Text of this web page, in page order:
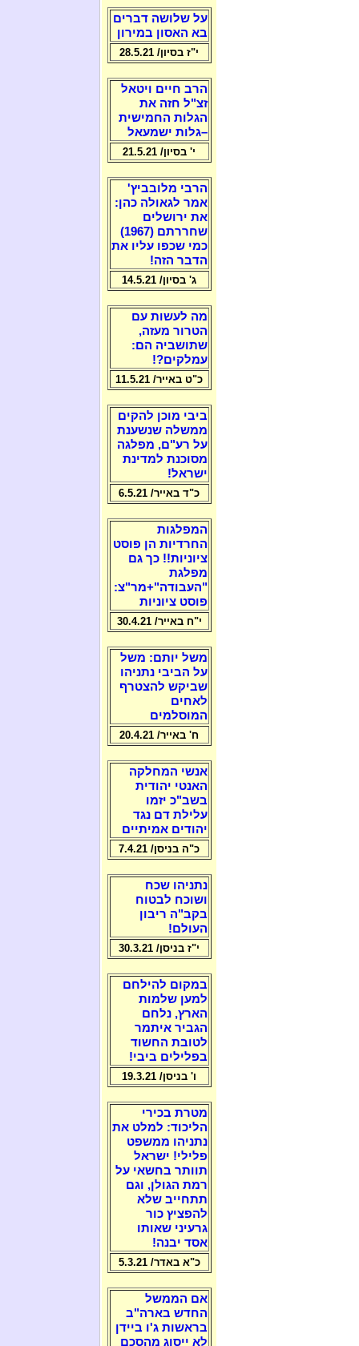
על שלושה דברים
בא האסון במירון
י"ז בסיון/ 28.5.21
הרב חיים ויטאל
זצ"ל חזה את
הגלות החמישית
–גלות ישמעאל
י' בסיון/ 21.5.21
הרבי מלובביץ'
אמר לגאולה כהן:
את ירושלים
שחררתם (1967)
כמי שכפו עליו את
הדבר הזה!
ג' בסיון/ 14.5.21
מה לעשות עם
הטרור מעזה,
שתושביה הם:
עמלקים?!
כ"ט באייר/ 11.5.21
ביבי מוכן להקים
ממשלה שנשענת
על רע"ם, מפלגה
מסוכנת למדינת
ישראל!
כ"ד באייר/ 6.5.21
המפלגות
החרדיות הן פוסט
ציוניות!! כך גם
מפלגת
"העבודה"+מר"צ:
פוסט ציוניות
י"ח באייר/ 30.4.21
משל יותם: משל
על הביבי נתניהו
שביקש להצטרף
לאחים
המוסלמים
ח' באייר/ 20.4.21
אנשי המחלקה
האנטי יהודית
בשב"כ יזמו
עלילת דם נגד
יהודים אמיתיים
כ"ה בניסן/ 7.4.21
נתניהו שכח
ושוכח לבטוח
בקב"ה ריבון
העולם!
י"ז בניסן/ 30.3.21
במקום להילחם
למען שלמות
הארץ, נלחם
הגביר איתמר
לטובת החשוד
בפלילים ביבי!
ו' בניסן/ 19.3.21
מטרת בכירי
הליכוד: למלט את
נתניהו ממשפט
פלילי! ישראל
תוותר בחשאי על
רמת הגולן, וגם
תתחייב שלא
להפציץ כור
גרעיני שאותו
אסד יבנה!
כ"א באדר/ 5.3.21
אם הממשל
החדש בארה"ב
בראשות ג'ו ביידן
לא ייסוג מהסכם